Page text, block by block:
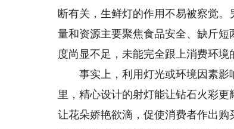
断有关，生鲜灯的作用不易被察觉
量和资源主要聚焦食品安全、缺斤
度尚显不足，未能完全跟上消费环境
事实上，利用灯光或环境因素影
里，精心设计的射灯能让钻石火彩
让花朵娇艳欲滴，促使消费者作出